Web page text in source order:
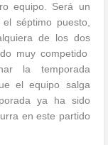
equipo. Será un
séptimo puesto,
de los dos
muy competido
la temporada
el equipo salga
ya ha sido
en este partido